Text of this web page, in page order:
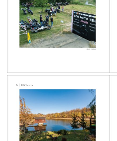
de
dezvoltare
Raionului
Investește
în
Cimișlia